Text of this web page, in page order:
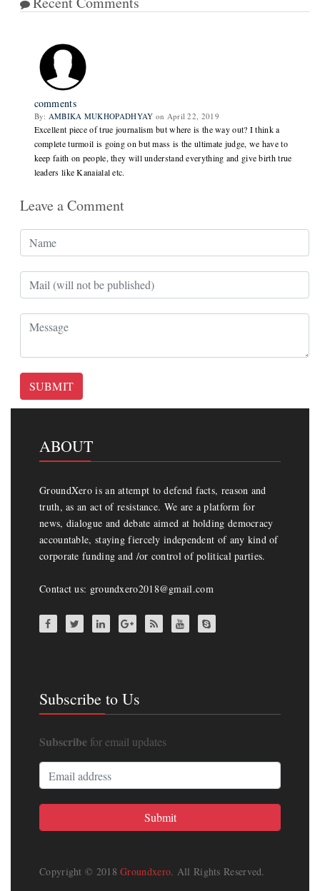
comments
By: AMBIKA MUKHOPADHYAY on April 22, 2019
Excellent piece of true journalism but where is the way out? I think a
complete turmoil is going on but mass is the ultimate judge, we have to
keep faith on people, they will understand everything and give birth true
leaders like Kanaialal etc.
Leave a Comment
SUBMIT
ABOUT
GroundXero is an attempt to defend facts, reason and
truth, as an act of resistance. We are a platform for
news, dialogue and debate aimed at holding democracy
accountable, staying fiercely independent of any kind of
corporate funding and /or control of political parties.
Contact us: groundxero2018@gmail.com
Subscribe to Us
Subscribe for email updates
Copyright © 2018Groundxero. All Rights Reserved.